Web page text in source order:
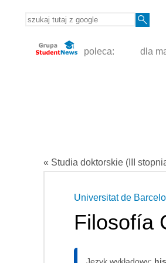
poleca: dla
« Studia doktorskie (III
Universitat de
Filosofía
Język wykładowy: